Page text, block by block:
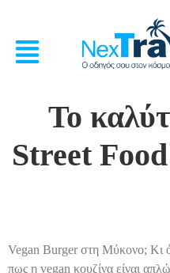
Το
Street
Vegan Burger στη Μύκονο; Κι
πως η vegan κουζίνα είναι